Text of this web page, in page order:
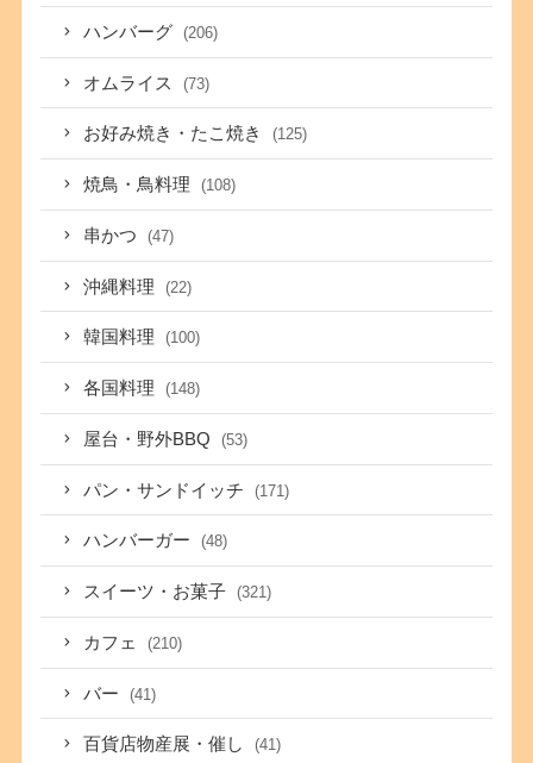
ハンバーグ (206)
オムライス (73)
お好み焼き・たこ焼き (125)
焼鳥・鳥料理 (108)
串かつ (47)
沖縄料理 (22)
韓国料理 (100)
各国料理 (148)
屋台・野外BBQ (53)
パン・サンドイッチ (171)
ハンバーガー (48)
スイーツ・お菓子 (321)
カフェ (210)
バー (41)
百貨店物産展・催し (41)